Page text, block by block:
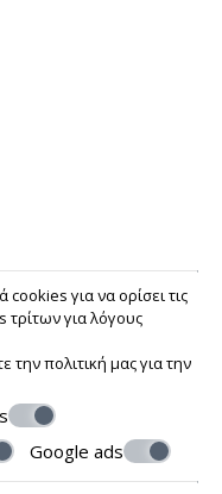
cookies για να ορίσει τις
τρίτων για λόγους
πολιτική μας για την
Google ads